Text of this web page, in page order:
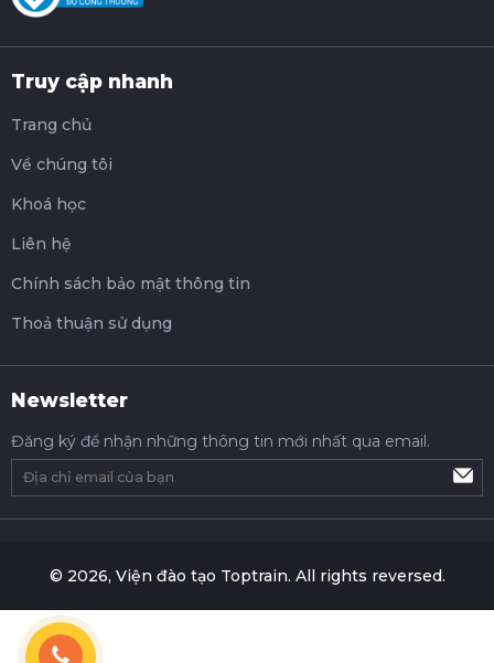
Truy cập nhanh
Trang chủ
Về chúng tôi
Khoá học
Liên hệ
Chính sách bảo mật thông tin
Thoả thuận sử dụng
Newsletter
Đăng ký để nhận những thông tin mới nhất qua email.
© 2026, Viện đào tạo Toptrain. All rights reversed.